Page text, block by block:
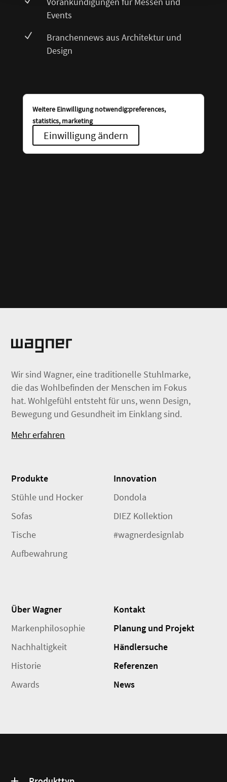
Events
N
Branchennews aus Architektur und
Design
Weitere Einwilligung notwendig:preferences,
statistics, marketing
Einwilligung ändern
Wir sind Wagner, eine traditionelle Stuhlmarke,
die das Wohlbefinden der Menschen im Fokus
hat. Wohlgefühl entsteht für uns, wenn Design,
Bewegung und Gesundheit im Einklang sind.
Mehr erfahren
Produkte
Stühle und Hocker
Sofas
Tische
Aufbewahrung
Innovation
Dondola
DIEZ Kollektion
#wagnerdesignlab
Über Wagner
Markenphilosophie
Nachhaltigkeit
Historie
Awards
Kontakt
Planung und Projekt
Händlersuche
Referenzen
News